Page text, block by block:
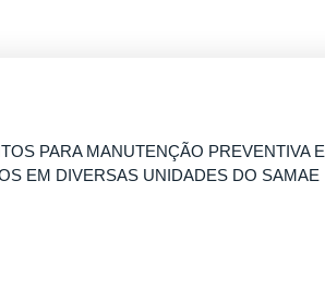
PARA MANUTENÇÃO PREVENTIVA E
EM DIVERSAS UNIDADES DO SAMAE